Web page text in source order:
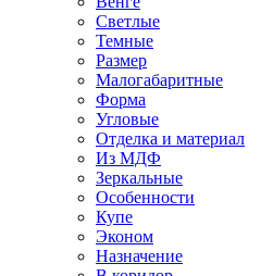
Светлые
Темные
Размер
Малогабаритные
Форма
Угловые
Отделка и материал
Из МДФ
Зеркальные
Особенности
Купе
Эконом
Назначение